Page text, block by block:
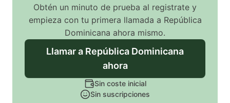
Obtén un minuto de prueba al registrate y
empieza con tu primera llamada a República
Dominicana ahora mismo.
Llamara República Dominicana
ahora
Sin coste inicial
Sin suscripciones